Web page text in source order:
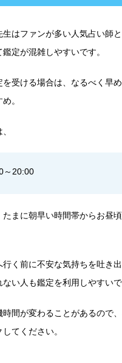
生はファンが多い人気占い師
定が混雑しやすいです。
を受ける場合は、なるべく早
。
～20:00
たまに朝早い時間帯からお昼
行く前に不安な気持ちを吐き
ない人も鑑定を利用しやすいで
時間が変わることがあるので
てください。